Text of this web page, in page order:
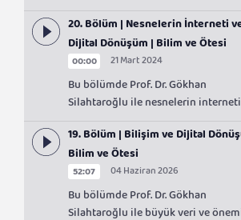
konuşuldu.
20. Bölüm | Nesnelerin İnterneti
Dijital Dönüşüm | Bilim ve Ötesi
00:00 21 Mart 2024
Bu bölümde Prof. Dr. Gökhan
Silahtaroğlu ile nesnelerin interneti
sağlık, enerji ve ulaşım gibi
uygulamaları konuşuldu.
19. Bölüm | Bilişim ve Dijital
Bilim ve Ötesi
52:07 04 Haziran 2026
Bu bölümde Prof. Dr. Gökhan